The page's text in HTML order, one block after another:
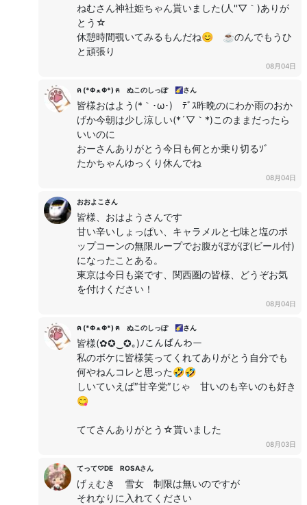
ねむさん神社姫ちゃん貰いました(人''▽｀)ありが
とう☆
休憩時間覗いてみるもんだね😊 ☕のんでもうひ
と頑張り
08月04日
ฅ (*Φ ﻌ Φ*) ฅ ぬこのしっぽ 🌠さん
皆様おはよう(*｀･ω･)ゞﾃﾞｽ昨晩のにわか雨のおか
げか今朝は少し涼しい(*´▽｀*)このままだったら
いいのに
おーさんありがとう今日も何とか乗り切るｿﾞ
たかちゃんゆっくり休んでね
08月04日
おおよこさん
皆様、おはようさんです
甘い辛いしょっぱい、キャラメルと七味と塩のポ
ップコーンの無限ループでお腹がぼがぼ(ビール付)
になったことある。
東京は今日も楽です、関西圏の皆様、どうぞお気
を付けください！
08月04日
ฅ (*Φ ﻌ Φ*) ฅ ぬこのしっぽ 🌠さん
皆様(✿✪‿✪｡)ﾉこんばんわー
私のボケに皆様笑ってくれてありがとう自分でも
何やねんコレと思った🤣🤣
しいていえば″甘辛党″じゃ 甘いのも辛いのも好き
😋
ててさんありがとう☆貰いました
08月03日
てって♡DE ROSAさん
げぇむき 雪女 制限は無いのですが
それなりに入れてください